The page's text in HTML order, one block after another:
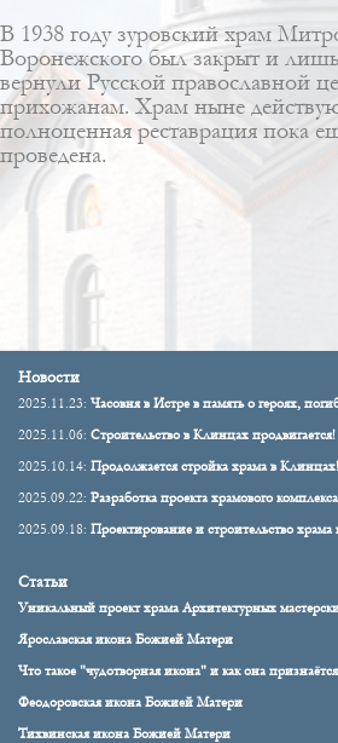
В 1938 году зуровский храм
Воронежского был закрыт и лишь
вернули Русской православной
прихожанам. Храм ныне
полноценная реставрация пока
проведена.
Новости
2025.11.23: Часовня в Истре в память о героях,
2025.11.06: Строительство в Клинцах продвигается!
2025.10.14: Продолжается стройка храма в Клинцах!
2025.09.22: Разработка проекта храмового
2025.09.18: Проектирование и строительство
Статьи
Уникальный проект храма Архитектурных
Ярославская икона Божией Матери
Что такое "чудотворная икона" и как она
Феодоровская икона Божией Матери
Тихвинская икона Божией Матери